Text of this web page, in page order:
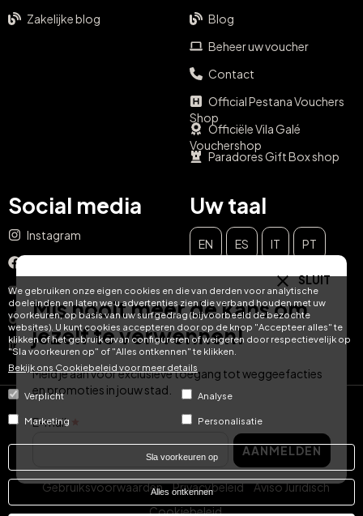
We gebruiken onze eigen cookies en die van derden voor analytische
doeleinden en laten we u advertenties zien die verband houden met uw
voorkeuren, op basis van uw surfgedrag (bijvoorbeeld de bezochte
websites). U kunt cookies accepteren door op de knop "Accepteer alles" te
klikken of het gebruik ervan configureren of weigeren door respectievelijk op
"Sla voorkeuren op" of "Alles ontkennen" te klikken.
Bekijk ons ​​Cookiebeleid voor meer details
Verplicht Analyse
Marketing Personalisatie
Sla voorkeuren op
Alles ontkennen
Zakelijke blog
Blog
Beheer uw voucher
Contact
Official Pestana Vouchers
Shop
Officiële Vila Galé
Vouchershop
Paradores Gift Box shop
Social media
Instagram
YouTube
TikTok
LinkedIn
Uw taal
EN ES IT PT
NL
© Hotel Treats 2026
Tel: +34 871 51 00 40 (9:00 - 19:00 CEST)
Gebruiksvoorwaarden Privacybeleid
Aviso Juridisch
Cookiebeleid
SLUIT
Mis nooit meer de kans om
jezelf te verwennen!
Meld je aan voor exclusieve toegang tot weggeefacties
en promoties in jouw stad.
E-mail
AANMELDEN